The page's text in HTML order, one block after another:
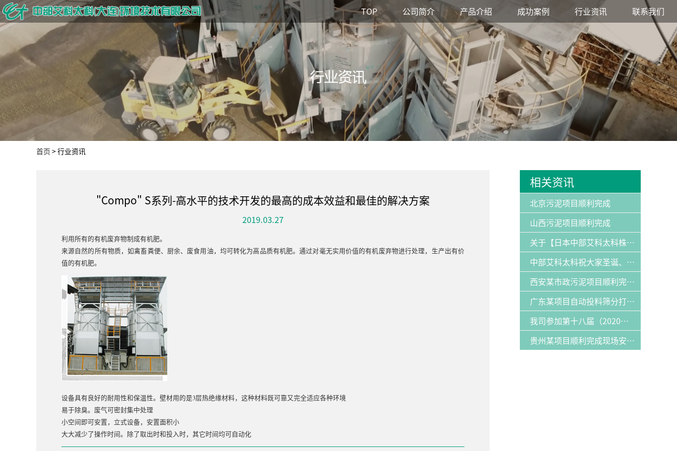
TOP 公司简介 产品介绍 成功案例 行业资讯 联系我们
首页 >行业资讯
"Compo" S系列-高水平的技术开发的最高的成本效益和最佳的解决方案
2019.03.27
利用所有的有机废弃物制成有机肥。
来源自然的所有物质，如禽畜粪便、厨余、废食用油，均可转化为高品质有机肥。通过对毫无实用价值的有机废弃物进行处理，生产出有价
值的有机肥。
设备具有良好的耐用性和保温性。壁材用的是3层热绝缘材料，这种材料既可靠又完全适应各种环境
易于除臭。废气可密封集中处理
小空间即可安置，立式设备，安置面积小
大大减少了操作时间。除了取出时和投入时，其它时间均可自动化
相关资讯
北京污泥项目顺利完成
山西污泥项目顺利完成
关于【日本中部艾科太科株式会社】 和 【山东福航新能源环保有限公司】：发明专利纠纷案的声明
中部艾科太科祝大家圣诞、元旦双节快乐！
西安某市政污泥项目顺利完成安装并运行
广东某项目自动投料筛分打包机顺利完成安装并运行
我司参加第十八届（2020）中国畜牧业博览会并取得圆满成功
贵州某项目顺利完成现场安装中部公司堆肥设备